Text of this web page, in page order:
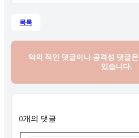
목록
악의 적인 댓글이나 공격성 댓글은
있습니다.
0개의 댓글